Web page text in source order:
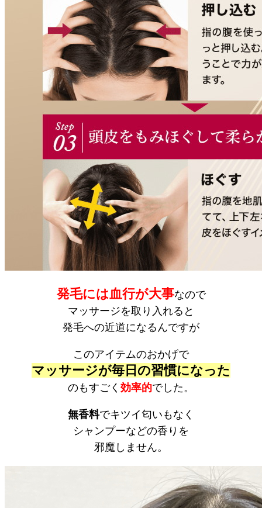
発毛には血行が大事なので
マッサージを取り入れると
発毛への近道になるんですが
このアイテムのおかげで
マッサージが毎日の習慣になった
のもすごく 効率的でした。
無香料でキツイ匂いもなく
シャンプーなどの香りを
邪魔しません。